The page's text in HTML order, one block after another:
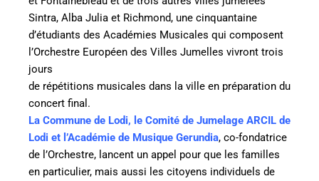
Sintra, Alba Julia et Richmond, une cinquantaine
d’étudiants des Académies Musicales qui composent
l’Orchestre Européen des Villes Jumelles vivront trois
jours
de répétitions musicales dans la ville en préparation du
concert final.
La Commune de Lodi, le Comité de Jumelage ARCIL de
Lodi et l’Académie de Musique Gerundia, co-fondatrice
de l’Orchestre, lancent un appel pour que les familles
en particulier, mais aussi les citoyens individuels de